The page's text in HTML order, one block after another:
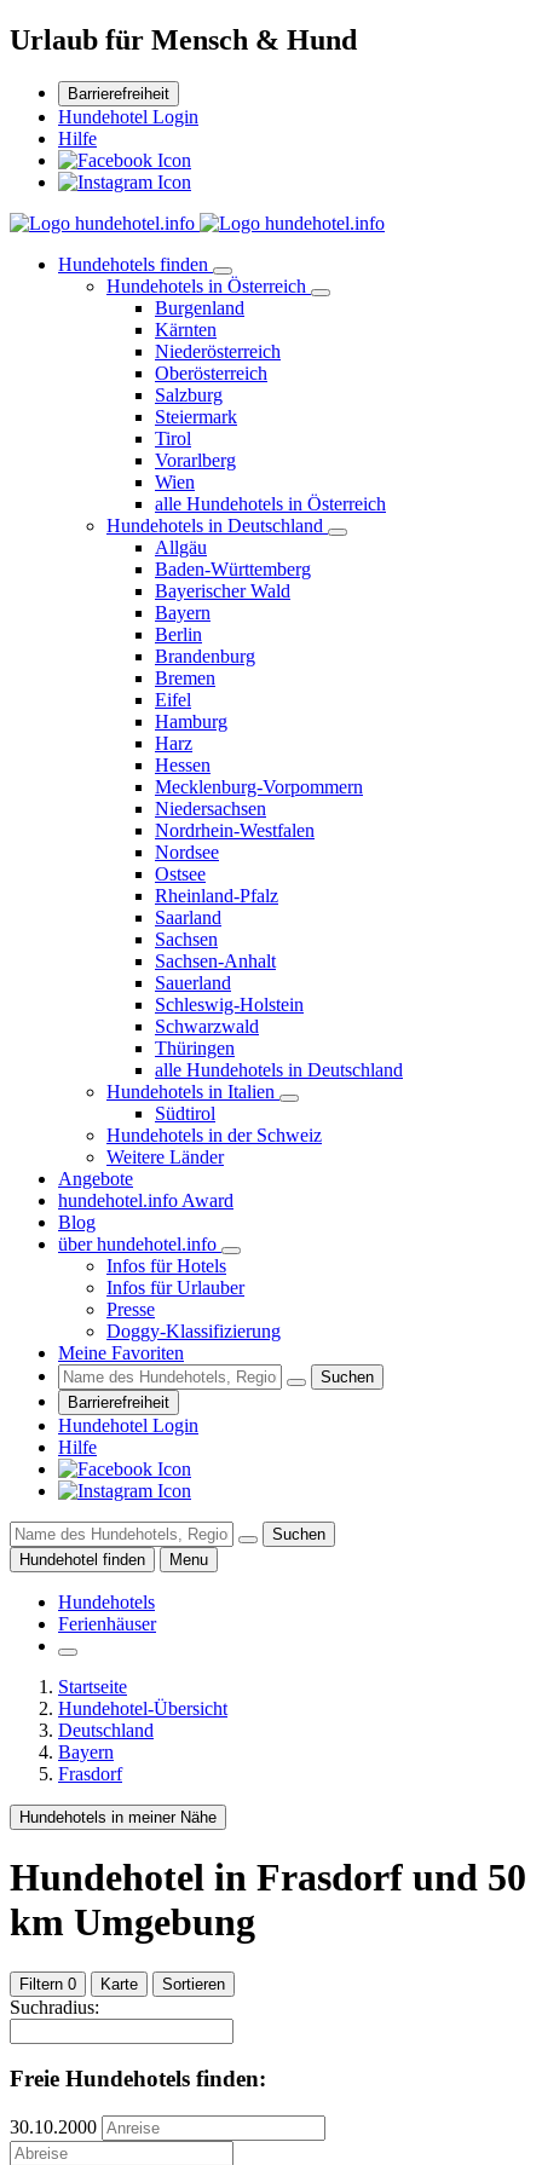
Urlaub für Mensch & Hund
Barrierefreiheit
Hundehotel Login
Hilfe
Hundehotels finden
Hundehotels in Österreich
Burgenland
Kärnten
Niederösterreich
Oberösterreich
Salzburg
Steiermark
Tirol
Vorarlberg
Wien
alle Hundehotels in Österreich
Hundehotels in Deutschland
Allgäu
Baden-Württemberg
Bayerischer Wald
Bayern
Berlin
Brandenburg
Bremen
Eifel
Hamburg
Harz
Hessen
Mecklenburg-Vorpommern
Niedersachsen
Nordrhein-Westfalen
Nordsee
Ostsee
Rheinland-Pfalz
Saarland
Sachsen
Sachsen-Anhalt
Sauerland
Schleswig-Holstein
Schwarzwald
Thüringen
alle Hundehotels in Deutschland
Hundehotels in Italien
Südtirol
Hundehotels in der Schweiz
Weitere Länder
Angebote
hundehotel.info Award
Blog
über hundehotel.info
Infos für Hotels
Infos für Urlauber
Presse
Doggy-Klassifizierung
Meine Favoriten
Suchen
Barrierefreiheit
Hundehotel Login
Hilfe
Suchen
Hundehotel finden
Menu
Hundehotels
Ferienhäuser
Startseite
Hundehotel-Übersicht
Deutschland
Bayern
Frasdorf
Hundehotels in meiner Nähe
Hundehotel in Frasdorf und 50
km Umgebung
Filtern 0 Karte Sortieren
Suchradius:
Freie Hundehotels finden:
30.10.2000